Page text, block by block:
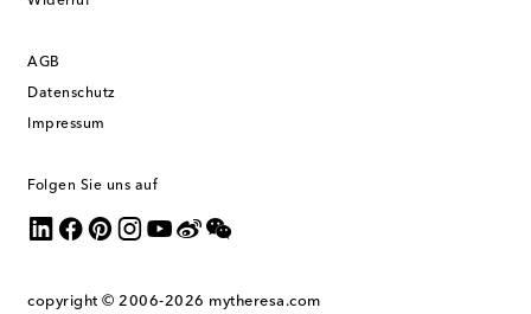
AGB
Datenschutz
Impressum
Folgen Sie uns auf
copyright © 2006-2026 mytheresa.com